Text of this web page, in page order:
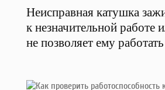
Неисправная катушка
к незначительной работе
не позволяет ему